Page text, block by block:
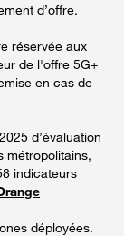
d’offre.
réservée aux
de l'offre 5G+
en cas de
d’évaluation
métropolitains,
indicateurs
déployées.